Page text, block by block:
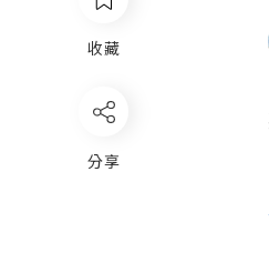
收藏
分享